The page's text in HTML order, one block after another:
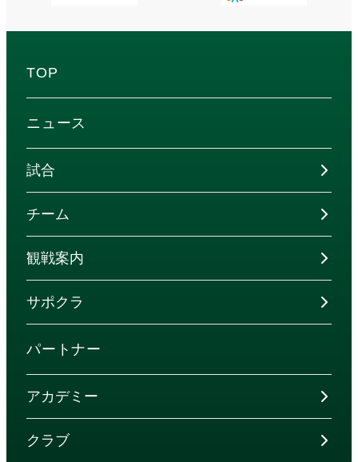
TOP
ニュース
試合
チーム
観戦案内
サポクラ
パートナー
アカデミー
クラブ